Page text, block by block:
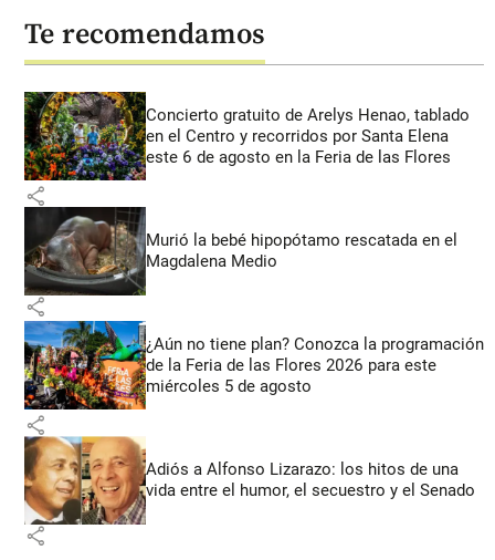
Te recomendamos
Concierto gratuito de Arelys Henao, tablado
en el Centro y recorridos por Santa Elena
este 6 de agosto en la Feria de las Flores
share
Murió la bebé hipopótamo rescatada en el
Magdalena Medio
share
¿Aún no tiene plan? Conozca la programación
de la Feria de las Flores 2026 para este
miércoles 5 de agosto
share
Adiós a Alfonso Lizarazo: los hitos de una
vida entre el humor, el secuestro y el Senado
share